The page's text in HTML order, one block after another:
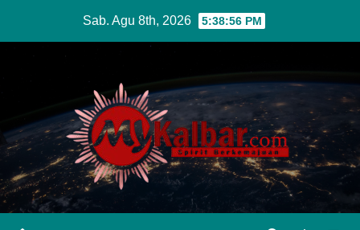
Sab. Agu 8th, 2026 5:38:57 PM